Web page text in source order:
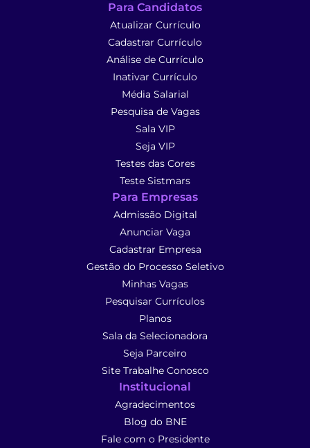
Para Candidatos
Atualizar Currículo
Cadastrar Currículo
Análise de Currículo
Inativar Currículo
Média Salarial
Pesquisa de Vagas
Sala VIP
Seja VIP
Testes das Cores
Teste Sistmars
Para Empresas
Admissão Digital
Anunciar Vaga
Cadastrar Empresa
Gestão do Processo Seletivo
Minhas Vagas
Pesquisar Currículos
Planos
Sala da Selecionadora
Seja Parceiro
Site Trabalhe Conosco
Institucional
Agradecimentos
Blog do BNE
Fale com o Presidente